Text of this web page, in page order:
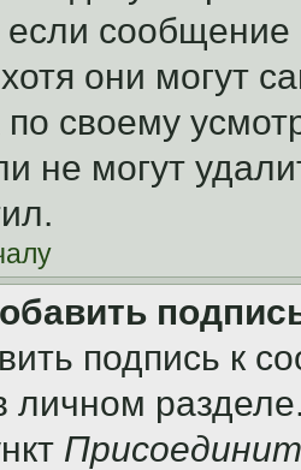
если
они могут
по своему
не могут
подпись к
личном